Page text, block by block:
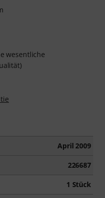
wesentliche
April 2009
226687
1 Stück